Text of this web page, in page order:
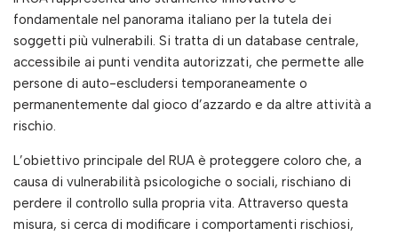
fondamentale nel panorama italiano per la tutela dei
soggetti più vulnerabili. Si tratta di un database centrale,
accessibile ai punti vendita autorizzati, che permette alle
persone di auto-escludersi temporaneamente o
permanentemente dal gioco d’azzardo e da altre attività a
rischio.
L’obiettivo principale del RUA è proteggere coloro che, a
causa di vulnerabilità psicologiche o sociali, rischiano di
perdere il controllo sulla propria vita. Attraverso questa
misura, si cerca di modificare i comportamenti rischiosi,